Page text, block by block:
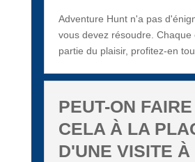
Adventure Hunt n'a pas
vous devez résoudre. Chaque
partie du plaisir, profitez-en
PEUT-ON FAIRE
CELA À LA
D'UNE VISITE À